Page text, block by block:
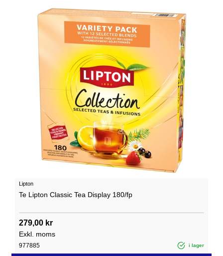
Lipton
Te Lipton Classic Tea Display 180/fp
279,00 kr
Exkl. moms
977885 i lager